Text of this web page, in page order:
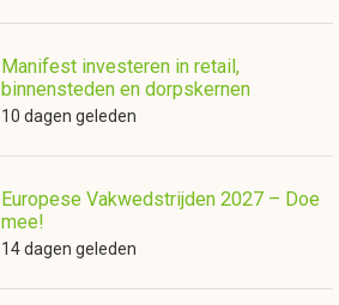
Manifest investeren in retail,
binnensteden en dorpskernen
10 dagen geleden
Europese Vakwedstrijden 2027 – Doe
mee!
14 dagen geleden